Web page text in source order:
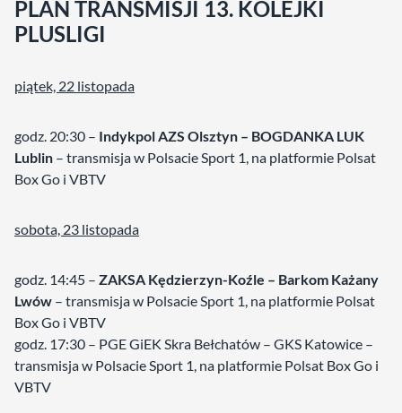
PLAN TRANSMISJI 13. KOLEJKI
PLUSLIGI
piątek, 22 listopada
godz. 20:30 – Indykpol AZS Olsztyn – BOGDANKA LUK
Lublin – transmisja w Polsacie Sport 1, na platformie Polsat
Box Go i VBTV
sobota, 23 listopada
godz. 14:45 – ZAKSA Kędzierzyn-Koźle – Barkom Każany
Lwów – transmisja w Polsacie Sport 1, na platformie Polsat
Box Go i VBTV
godz. 17:30 – PGE GiEK Skra Bełchatów – GKS Katowice –
transmisja w Polsacie Sport 1, na platformie Polsat Box Go i
VBTV